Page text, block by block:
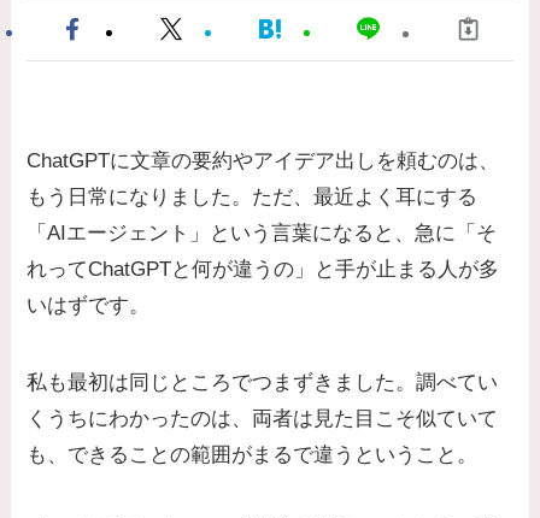
ChatGPTに文章の要約やアイデア出しを頼むのは、
もう日常になりました。ただ、最近よく耳にする
「AIエージェント」という言葉になると、急に「そ
れってChatGPTと何が違うの」と手が止まる人が多
いはずです。
私も最初は同じところでつまずきました。調べてい
くうちにわかったのは、両者は見た目こそ似ていて
も、できることの範囲がまるで違うということ。